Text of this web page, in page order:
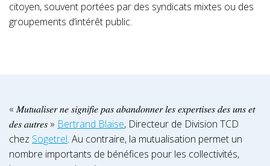
citoyen, souvent portées par des syndicats mixtes ou des
groupements d’intérêt public.
« 𝑀𝑢𝑡𝑢𝑎𝑙𝑖𝑠𝑒𝑟 𝑛𝑒 𝑠𝑖𝑔𝑛𝑖𝑓𝑖𝑒 𝑝𝑎𝑠 𝑎𝑏𝑎𝑛𝑑𝑜𝑛𝑛𝑒𝑟 𝑙𝑒𝑠 𝑒𝑥𝑝𝑒𝑟𝑡𝑖𝑠𝑒𝑠 𝑑𝑒𝑠 𝑢𝑛𝑠 𝑒𝑡
𝑑𝑒𝑠 𝑎𝑢𝑡𝑟𝑒𝑠 » Bertrand Blaise, Directeur de Division TCD
chez Sogetrel. Au contraire, la mutualisation permet un
nombre importants de bénéfices pour les collectivités,